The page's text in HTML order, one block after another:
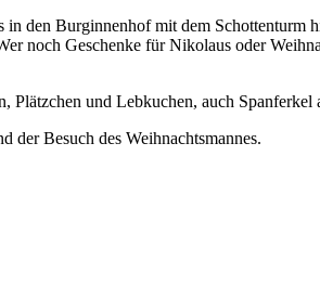
den Burginnenhof mit dem Schottenturm
noch Geschenke für Nikolaus oder
und Lebkuchen, auch Spanferkel
der Besuch des Weihnachtsmannes.